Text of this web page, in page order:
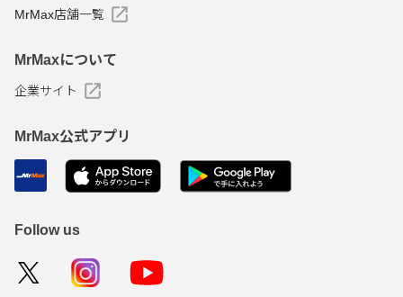
MrMax店舗一覧
MrMaxについて
企業サイト
MrMax公式アプリ
Follow us